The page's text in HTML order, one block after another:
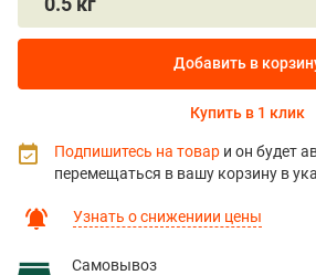
Узнать о снижениии цены
Самовывоз
Добавить в
Купить в 1 клик
Подпишитесь на товар и он будет
перемещаться в вашу корзину в